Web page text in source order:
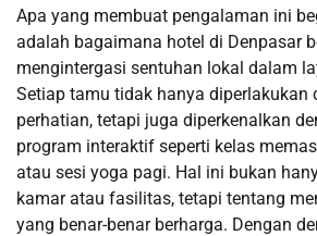
Apa yang membuat pengalaman ini
adalah bagaimana hotel di Denpasar
mengintergasi sentuhan lokal dalam
Setiap tamu tidak hanya diperlakukan
perhatian, tetapi juga diperkenalkan
program interaktif seperti kelas
atau sesi yoga pagi. Hal ini bukan
kamar atau fasilitas, tetapi tentang
yang benar-benar berharga. Dengan